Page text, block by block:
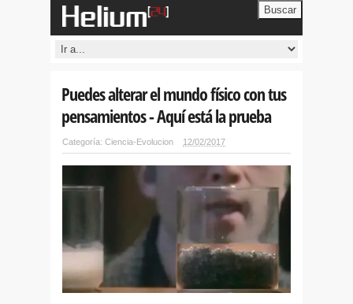
Buscar
Puedes alterar el mundo físico con tus
pensamientos - Aquí está la prueba
Categoría: Ciencia-Evolucion 12/02/2017